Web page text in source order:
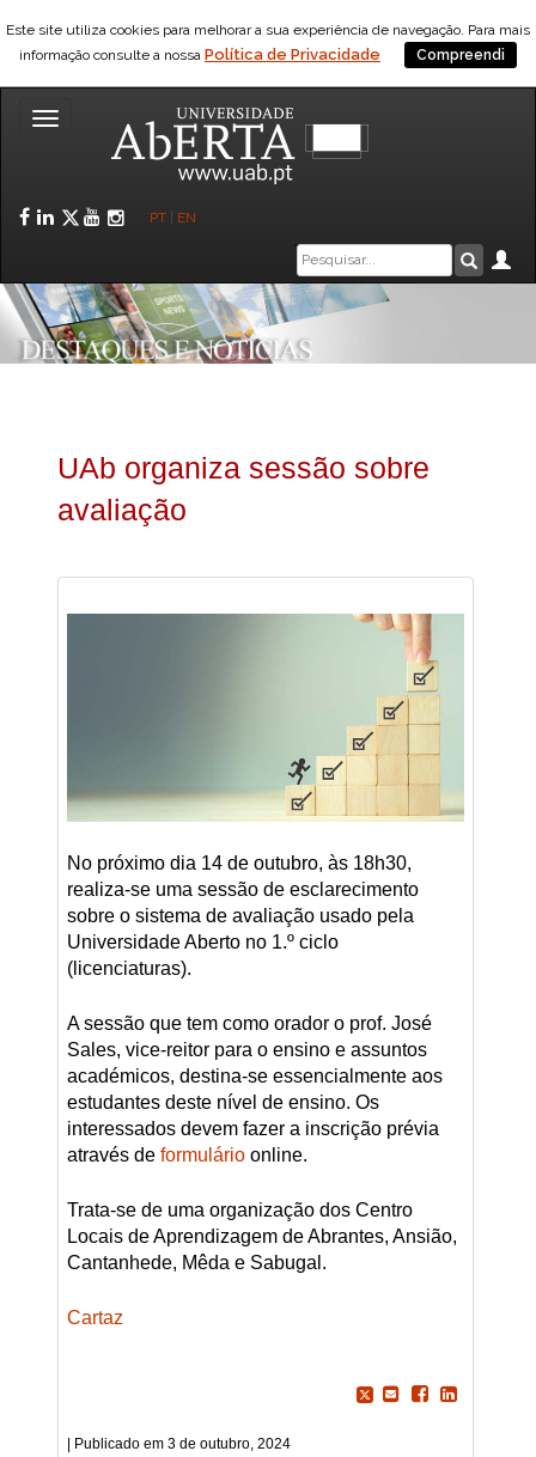
Este site utiliza cookies para melhorar a sua experiência de navegação. Para mais
informação consulte a nossa Política de Privacidade Compreendi
Toggle
Facebook
LinkedIn
Twitter
YouTube
Instagram
PT EN
Caixa
de
pesquisa
UAb organiza sessão sobre
avaliação
No próximo dia 14 de outubro, às 18h30,
realiza-se uma sessão de esclarecimento
sobre o sistema de avaliação usado pela
Universidade Aberto no 1.º ciclo
(licenciaturas).
A sessão que tem como orador o prof. José
Sales, vice-reitor para o ensino e assuntos
académicos, destina-se essencialmente aos
estudantes deste nível de ensino. Os
interessados devem fazer a inscrição prévia
através de formulárioonline.
Trata-se de uma organização dos Centro
Locais de Aprendizagem de Abrantes, Ansião,
Cantanhede, Mêda e Sabugal.
Cartaz
3 de outubro, 2024